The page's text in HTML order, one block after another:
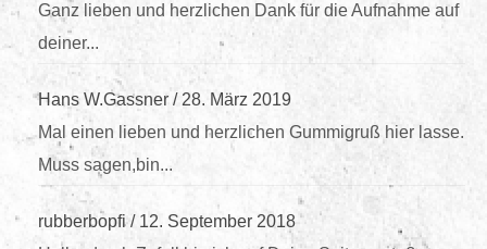
Ganz lieben und herzlichen Dank für die Aufnahme auf
deiner...
Hans W.Gassner / 28. März 2019
Mal einen lieben und herzlichen Gummigruß hier lasse.
Muss sagen,bin...
rubberbopfi/ 12. September 2018